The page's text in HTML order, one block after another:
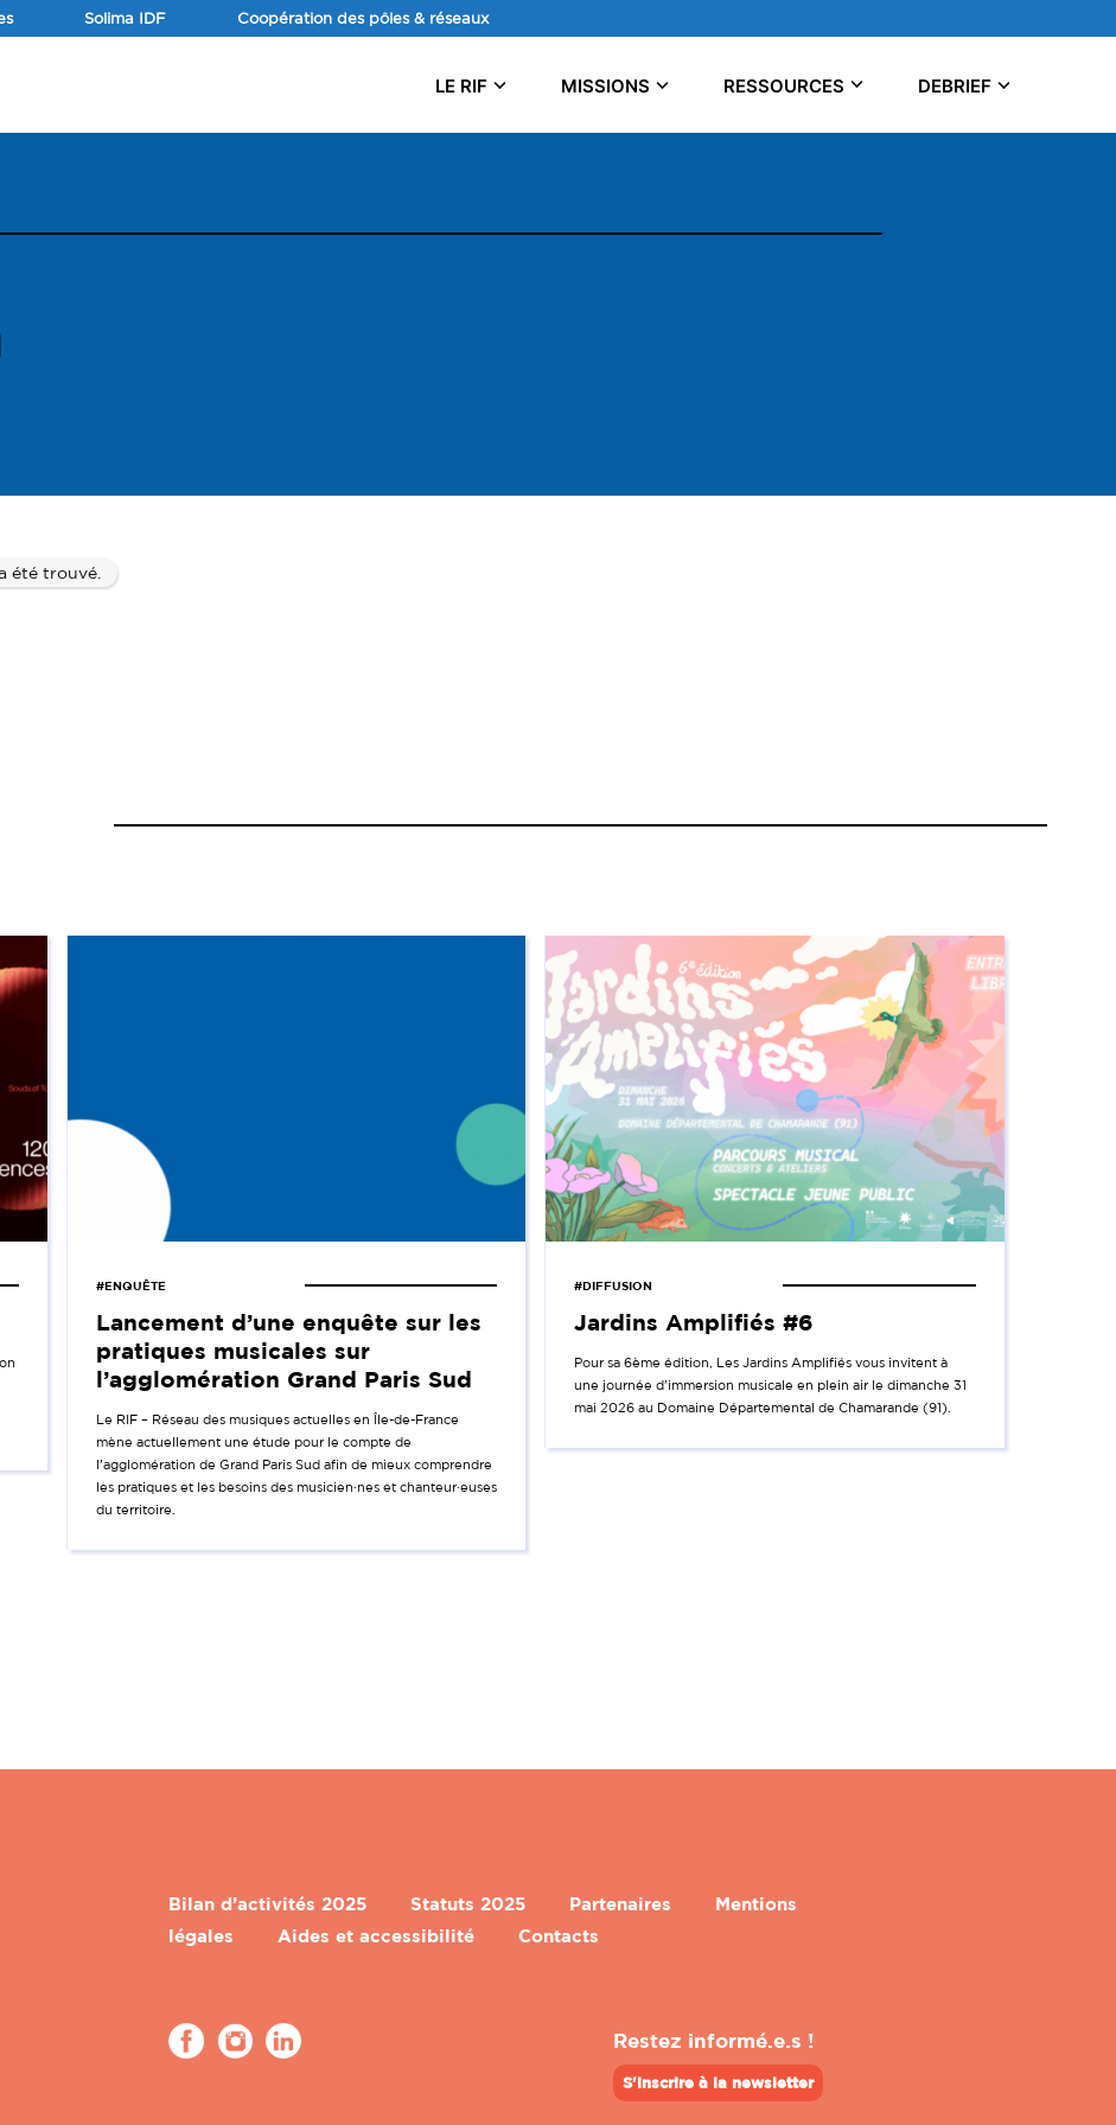
Aller
Solima IDF Coopération des pôles & réseaux
LE RIF MISSIONS RESSOURCES DEBRIEF
été trouvé.
#ENQUÊTE
Lancement d’une enquête sur les
pratiques musicales sur
l’agglomération Grand Paris Sud
Le RIF – Réseau des musiques actuelles en Île-de-France
mène actuellement une étude pour le compte de
l’agglomération de Grand Paris Sud afin de mieux comprendre
les pratiques et les besoins des musicien·nes et chanteur·euses
du territoire.
#DIFFUSION
Jardins Amplifiés #6
Pour sa 6ème édition, Les Jardins Amplifiés vous invitent à
une journée d'immersion musicale en plein air le dimanche 31
mai 2026 au Domaine Départemental de Chamarande (91).
Bilan d’activités 2025 Statuts 2025 Partenaires
Mentions
légales
Aides et accessibilité Contacts
Restez informé.e.s !
S'inscrire à la newsletter